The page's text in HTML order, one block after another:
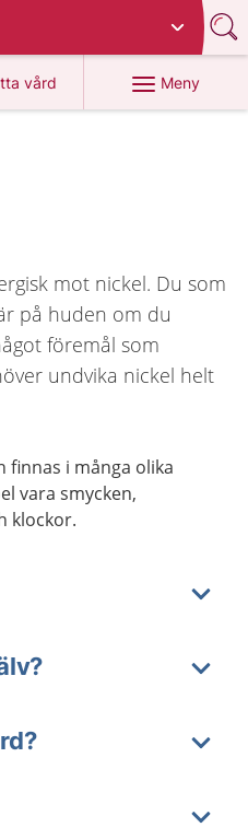
vård
på 1177.se
Meny
mot nickel. Du som
på huden om du
föremål som
undvika nickel helt
finnas i många olika
vara smycken,
klockor.